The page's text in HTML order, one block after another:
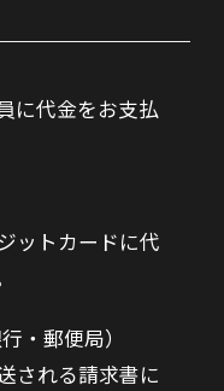
に代金をお支払
ットカードに代
・郵便局）
される請求書に